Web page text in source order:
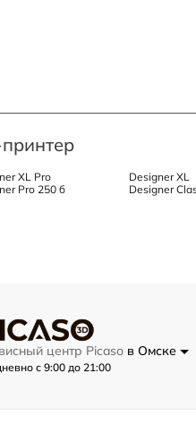
XL Pro Designer XL
Pro 250 б
Designer
центр Picaso в Омске
с 9:00 до 21:00